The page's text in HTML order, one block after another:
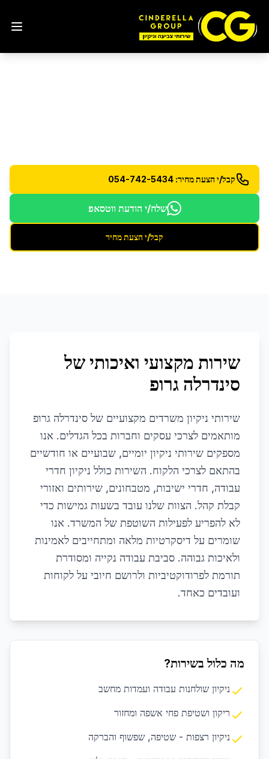
קבל/י הצעת מחיר: 054-742-5434
שלח/י הודעת ווטסאפ
קבל/י הצעת מחיר
שירות מקצועי ואיכותי של
סינדרלה גרופ
שירותי ניקיון משרדים מקצועיים של סינדרלה גרופ
מותאמים לצרכי עסקים וחברות בכל הגדלים. אנו
מספקים שירותי ניקיון יומיים, שבועיים או חודשיים
בהתאם לצרכי הלקוח. השירות כולל ניקיון חדרי
עבודה, חדרי ישיבות, מטבחונים, שירותים ואזורי
קבלת קהל. הצוות שלנו עובד בשעות גמישות כדי
לא להפריע לפעילות השוטפת של המשרד. אנו
שומרים על דיסקרטיות מלאה ומתחייבים לאמינות
ולאיכות גבוהה. סביבת עבודה נקייה ומסודרת
תורמת לפרודוקטיביות ולרושם חיובי על לקוחות
ועובדים כאחד.
מה כלול בשירות?
ניקיון שולחנות עבודה ועמדות מחשב
ריקון ושטיפת פחי אשפה ומחזור
ניקיון רצפות - שטיפה, שפשוף והברקה